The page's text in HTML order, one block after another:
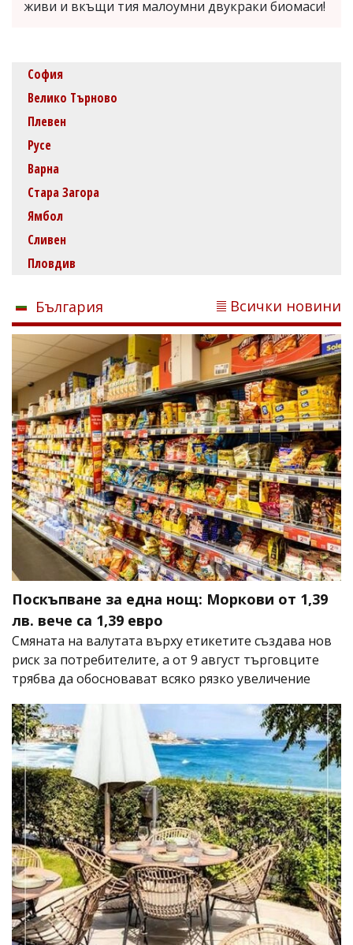
живи и вкъщи тия малоумни двукраки биомаси!
София
Велико Търново
Плевен
Русе
Варна
Стара Загора
Ямбол
Сливен
Пловдив
България Всички новини
Поскъпване за една нощ: Моркови от 1,39
лв. вече са 1,39 евро
Смяната на валутата върху етикетите създава нов
риск за потребителите, а от 9 август търговците
трябва да обосновават всяко рязко увеличение